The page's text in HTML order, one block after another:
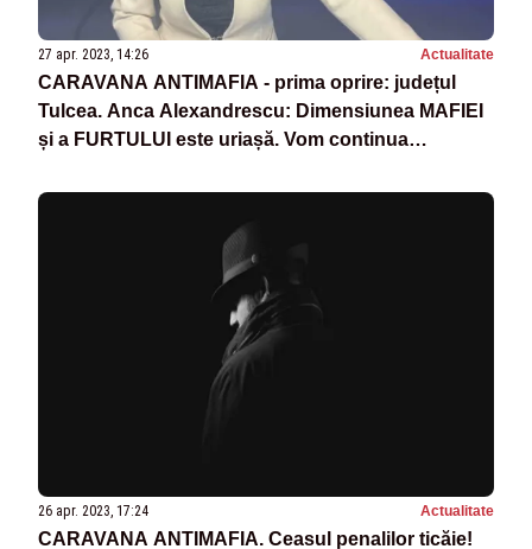
27 apr. 2023, 14:26 Actualitate
CARAVANA ANTIMAFIA - prima oprire: județul
Tulcea. Anca Alexandrescu: Dimensiunea MAFIEI
și a FURTULUI este uriașă. Vom continua
26 apr. 2023, 17:24 Actualitate
CARAVANA ANTIMAFIA. Ceasul penalilor ticăie!